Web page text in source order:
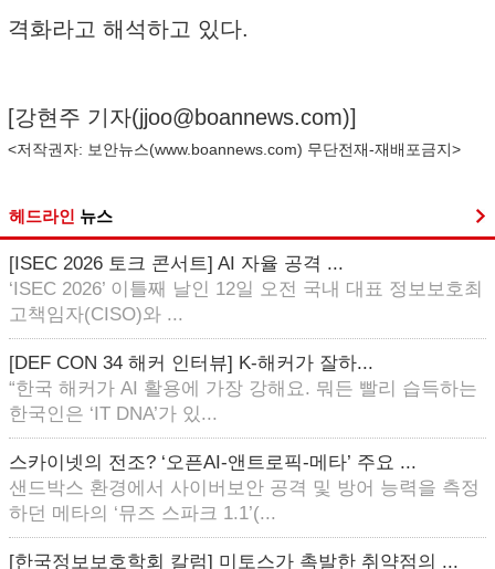
격화라고 해석하고 있다.
[강현주 기자(jjoo@boannews.com)]
<저작권자: 보안뉴스(www.boannews.com) 무단전재-재배포금지>
헤드라인 뉴스
[ISEC 2026 토크 콘서트] AI 자율 공격 ...
‘ISEC 2026’ 이틀째 날인 12일 오전 국내 대표 정보보호최
고책임자(CISO)와 ...
[DEF CON 34 해커 인터뷰] K-해커가 잘하...
“한국 해커가 AI 활용에 가장 강해요. 뭐든 빨리 습득하는
한국인은 ‘IT DNA’가 있...
스카이넷의 전조? ‘오픈AI-앤트로픽-메타’ 주요 ...
샌드박스 환경에서 사이버보안 공격 및 방어 능력을 측정
하던 메타의 ‘뮤즈 스파크 1.1’(...
[한국정보보호학회 칼럼] 미토스가 촉발한 취약점의 ...